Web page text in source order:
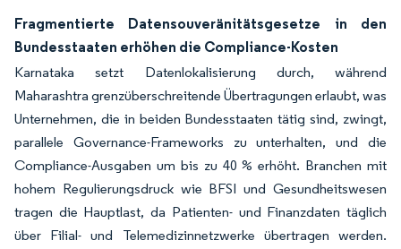
Fragmentierte Datensouveränitätsgesetze in den
Bundesstaaten erhöhen die Compliance-Kosten
Karnataka setzt Datenlokalisierung durch, während
Maharashtra grenzüberschreitende Übertragungen erlaubt, was
Unternehmen, die in beiden Bundesstaaten tätig sind, zwingt,
parallele Governance-Frameworks zu unterhalten, und die
Compliance-Ausgaben um bis zu 40 % erhöht. Branchen mit
hohem Regulierungsdruck wie BFSI und Gesundheitswesen
tragen die Hauptlast, da Patienten- und Finanzdaten täglich
über Filial- und Telemedizinnetzwerke übertragen werden.